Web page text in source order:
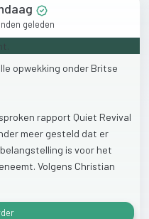
geleden
opwekking onder Britse
rapport Quiet Revival
meer gesteld dat er
belangstelling is voor het
Volgens Christian